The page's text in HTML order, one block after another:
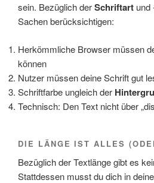
sein. Bezüglich derSchriftart und
Sachen berücksichtigen:
Herkömmliche Browser müssen
können
Nutzer müssen deine Schrift gut
Schriftfarbe ungleich der
Technisch: Den Text nicht über
DIE LÄNGE IST ALLES
Bezüglich der Textlänge gibt es
Stattdessen musst du dich in